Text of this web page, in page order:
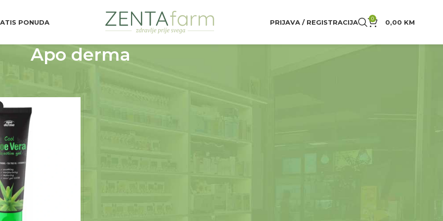
PONUDA PRIJAVA / REGISTRACIJA 0 0,00 KM
Apo derma